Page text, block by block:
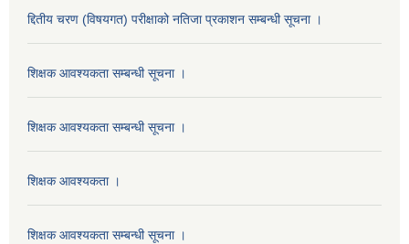
द्दितीय चरण (विषयगत) परीक्षाको नतिजा प्रकाशन सम्बन्धी सूचना ।
शिक्षक आवश्यकता सम्बन्धी सूचना ।
शिक्षक आवश्यकता सम्बन्धी सूचना ।
शिक्षक आवश्यकता ।
शिक्षक आवश्यकता सम्बन्धी सूचना ।